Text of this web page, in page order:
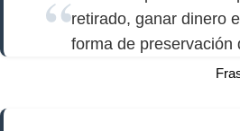
retirado, ganar dinero
forma de preservación